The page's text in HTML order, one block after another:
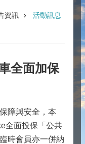
資訊 活動訊息
全面加保
障與安全，本
全面投保「公共
時會員亦一併納